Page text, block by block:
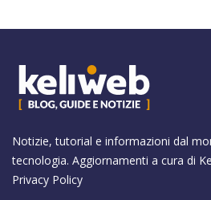
Notizie, tutorial e informazioni dal
tecnologia. Aggiornamenti a cura di
Privacy Policy